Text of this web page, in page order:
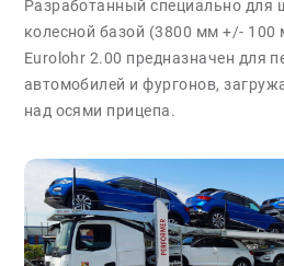
Разработанный специально для
колесной базой (3800 мм +/-
Eurolohr 2.00 предназначен для
автомобилей и фургонов,
над осями прицепа.